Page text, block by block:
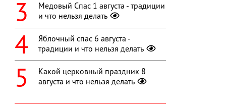
Медовый Спас 1 августа - традиции
и что нельзя делать
Яблочный спас 6 августа -
традиции и что нельзя делать
Какой церковный праздник 8
августа и что нельзя делать